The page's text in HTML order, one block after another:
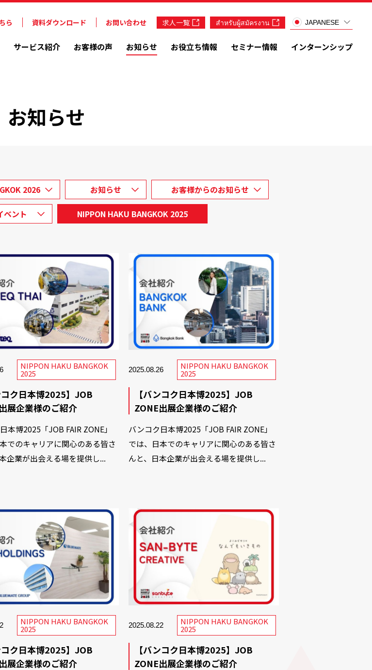
ら 資料ダウンロード お問い合わせ 求人一覧 สำหรับผู้สมัครงาน JAPANESE
サービス紹介 お客様の声 お知らせ お役立ち情報 セミナー情報 インターンシップ
お知らせ
2026 お知らせ お客様からのお知らせ
ベント NIPPON HAKU BANGKOK 2025
NIPPON HAKU BANGKOK
2025
コク日本博2025】JOB
展企業様のご紹介
本博2025「JOB FAIR ZONE」
でのキャリアに関心のある皆さ
企業が出会える場を提供し...
2025.08.26 NIPPON HAKU BANGKOK
2025
【バンコク日本博2025】JOB
ZONE出展企業様のご紹介
バンコク日本博2025「JOB FAIR ZONE」
では、日本でのキャリアに関心のある皆さ
んと、日本企業が出会える場を提供し...
NIPPON HAKU BANGKOK
2025
コク日本博2025】JOB
展企業様のご紹介
2025.08.22 NIPPON HAKU BANGKOK
2025
【バンコク日本博2025】JOB
ZONE出展企業様のご紹介